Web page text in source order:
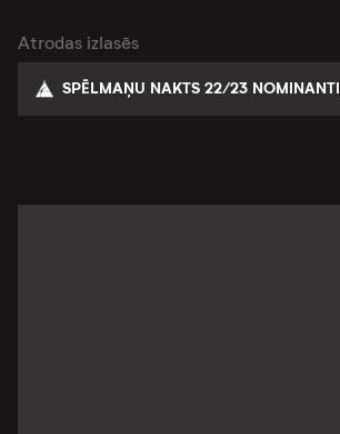
Atrodas izlasēs
SPĒLMAŅU NAKTS 22/23 NOMINANTI